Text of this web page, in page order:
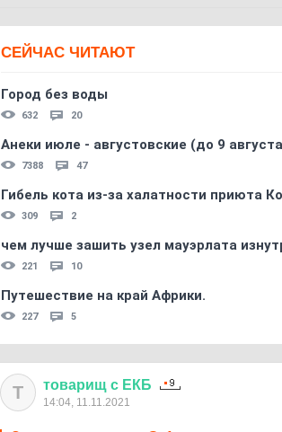
СЕЙЧАС ЧИТАЮТ
Город без воды
632 20
Анеки июле - августовские (до 9
7388 47
Гибель кота из-за халатности приюта
309 2
чем лучше зашить узел мауэрлата
221 10
Путешествие на край Африки.
227 5
Т товарищ с ЕКБ
14:04, 11.11.2021